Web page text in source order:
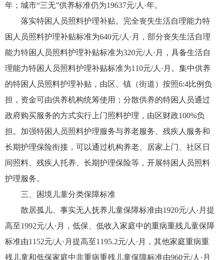
年；城市“三无”供养标准仍为19637元/人·年。
落实特困人员照料护理补贴。完全丧失生活自理能力特
困人员照料护理补贴标准为640元/人·月，部分丧失生活自理
能力特困人员照料护理补贴标准为320元/人·月，具备生活自
理能力特困人员照料护理补贴标准为110元/人·月。集中供养
的特困人员照料护理补贴，由区、镇（街道）按照6:4比例负
担，资金可由供养机构统筹使用；分散供养的特困人员通过
政府购买服务的方式实行上门照料护理，由区财政100%负
担。加强特困人员照料护理服务与养老服务、残疾人服务和
长期护理保险衔接，可以通过机构养老、居家上门、社区日
间照料、残疾人托养、长期护理保险等，开展特困人员照料
护理服务。
三、困境儿童分类保障标准
散居孤儿、事实无人抚养儿童保障标准由1920元/人·月提
高至1992元/人·月，低保、低收入家庭中的重病重残儿童保障
标准由1152元/人·月提高至1195.2元/人·月，其他家庭重病重
残儿童和低保家庭中非重病重残儿童保障标准由960元/人·月